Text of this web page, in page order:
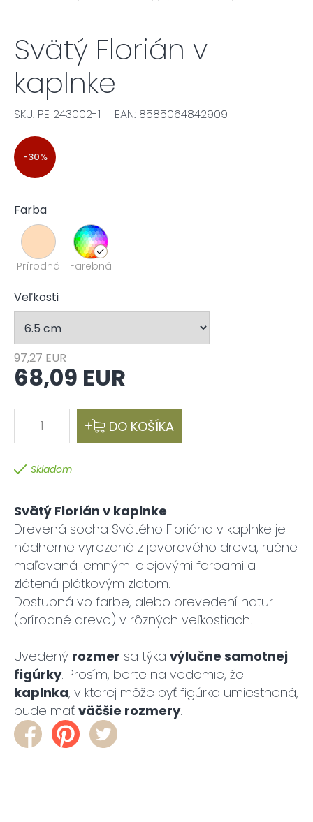
Svätý Florián v
kaplnke
SKU: PE 243002-1 EAN: 8585064842909
-30%
Farba
Prírodná Farebná
Veľkosti
97,27 EUR
68,09 EUR
1 DO KOŠÍKA
Skladom
Svätý Florián v kaplnke
Drevená socha Svätého Floriána v kaplnke je
nádherne vyrezaná z javorového dreva, ručne
maľovaná jemnými olejovými farbami a
zlátená plátkovým zlatom.
Dostupná vo farbe, alebo prevedení natur
(prírodné drevo) v rôzných veľkostiach.
Uvedený rozmer sa týka výlučne samotnej
figúrky. Prosím, berte na vedomie, že
kaplnka, v ktorej môže byť figúrka umiestnená,
bude mať väčšie rozmery.